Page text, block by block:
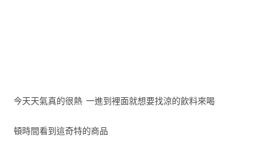
今天天氣真的很熱 一進到裡面就想要找涼的飲料來喝
頓時間看到這奇特的商品